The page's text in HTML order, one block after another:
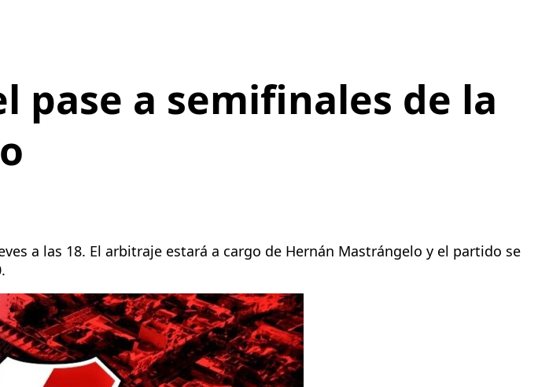
pase a semifinales de la
a las 18. El arbitraje estará a cargo de Hernán Mastrángelo y el partido se